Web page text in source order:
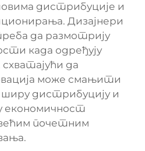
дистрибуције и
Дизајнери
да размотрију
када одређују
да
може смањити
дистрибуцију и
економичност
почетним